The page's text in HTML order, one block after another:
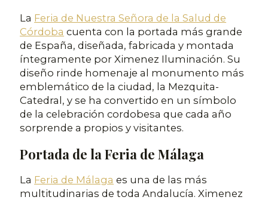
La Feria de Nuestra Señora de la Salud de
Córdoba cuenta con la portada más grande
de España, diseñada, fabricada y montada
íntegramente por Ximenez Iluminación. Su
diseño rinde homenaje al monumento más
emblemático de la ciudad, la Mezquita-
Catedral, y se ha convertido en un símbolo
de la celebración cordobesa que cada año
sorprende a propios y visitantes.
Portada de la Feria de Málaga
La Feria de Málaga es una de las más
multitudinarias de toda Andalucía. Ximenez